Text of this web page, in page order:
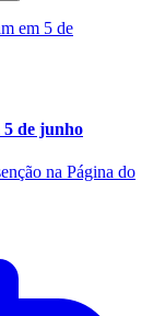
5 de junho
na Página do